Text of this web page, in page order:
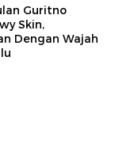
Guritno
Skin,
Dengan Wajah